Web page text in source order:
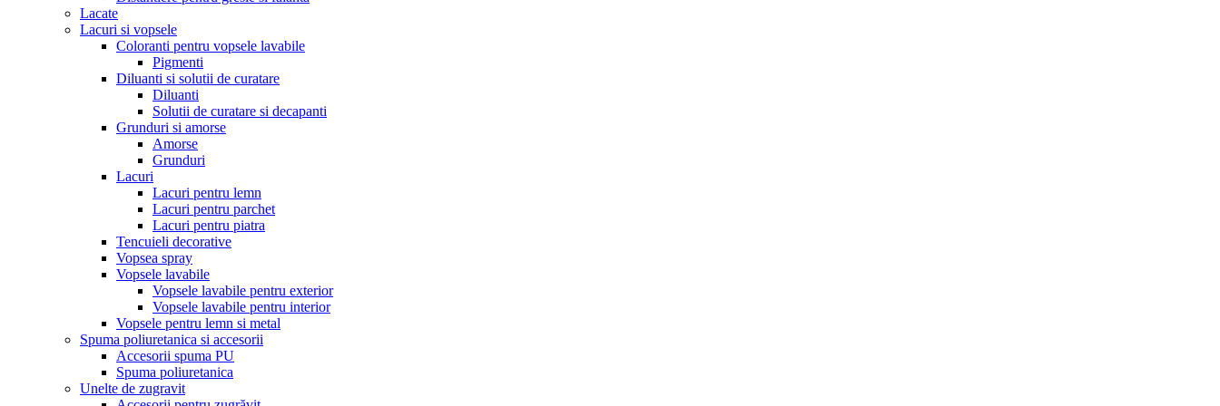
Lacate
Lacuri si vopsele
Coloranti pentru vopsele lavabile
Pigmenti
Diluanti si solutii de curatare
Diluanti
Solutii de curatare si decapanti
Grunduri si amorse
Amorse
Grunduri
Lacuri
Lacuri pentru lemn
Lacuri pentru parchet
Lacuri pentru piatra
Tencuieli decorative
Vopsea spray
Vopsele lavabile
Vopsele lavabile pentru exterior
Vopsele lavabile pentru interior
Vopsele pentru lemn si metal
Spuma poliuretanica si accesorii
Accesorii spuma PU
Spuma poliuretanica
Unelte de zugravit